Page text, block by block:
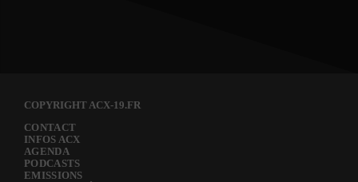
COPYRIGHT ACX-19.FR
CONTACT
INFOS ACX
AGENDA
PODCASTS
EMISSIONS